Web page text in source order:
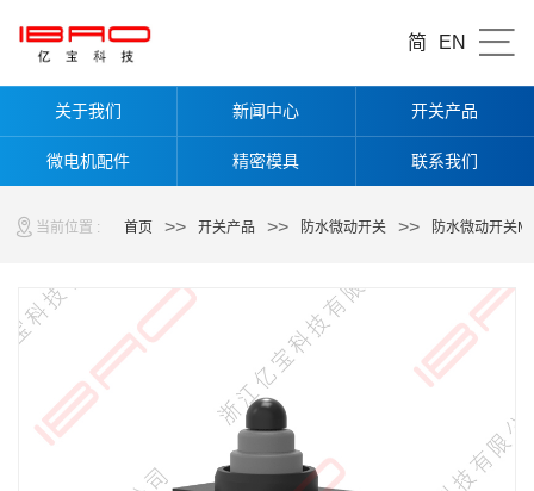
简 EN
关于我们 新闻中心 开关产品
微电机配件 精密模具 联系我们
当前位置 : 首页 >> 开关产品 >> 防水微动开关 >> 防水微动开关